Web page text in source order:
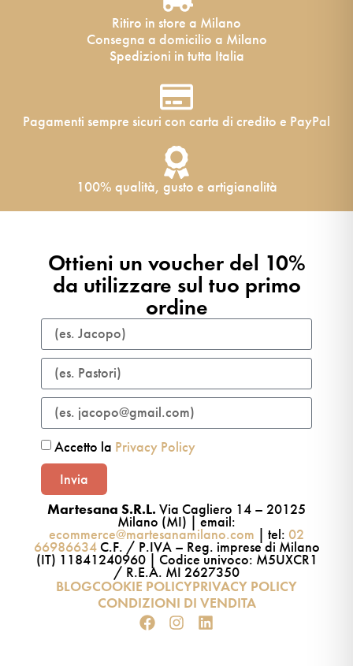
Ritiro in store a Milano
Consegna a domicilio a Milano
Spedizioni in tutta Italia
Pagamenti sempre sicuri con carta di credito e PayPal
100% qualità, gusto e artigianalità
Ottieni un voucher del 10%
da utilizzare sul tuo primo
ordine​
Accetto la Privacy Policy
Invia
Martesana S.R.L. Via Cagliero 14 – 20125
Milano (MI) | email:
ecommerce@martesanamilano.com | tel: 02
66986634C.F. / P.IVA – Reg. imprese di Milano
(IT) 11841240960 | Codice univoco: M5UXCR1
/ R.E.A. MI 2627350
BLOGCOOKIE POLICYPRIVACY POLICY
CONDIZIONI DI VENDITA